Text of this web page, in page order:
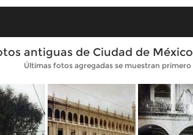
antiguas de Ciudad de
Últimas fotos agregadas se muestran primero